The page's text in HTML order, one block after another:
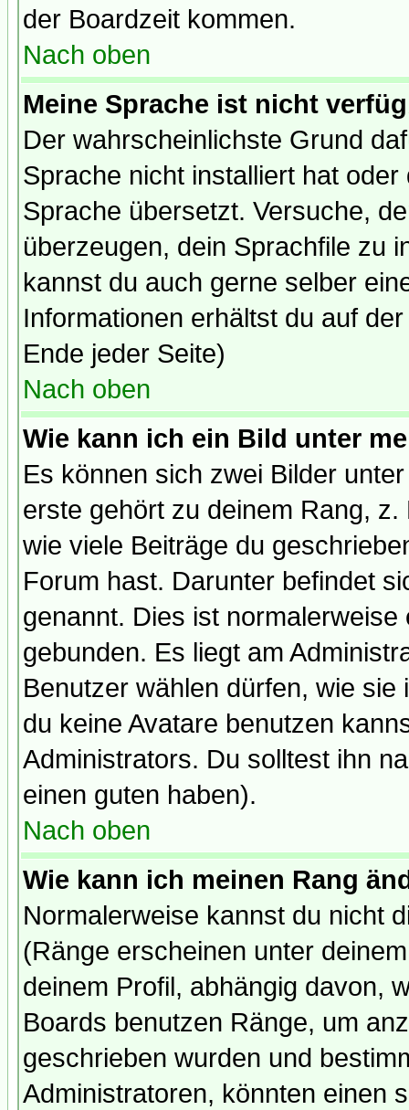
der Boardzeit kommen.
Nach oben
Meine Sprache ist nicht
Der wahrscheinlichste Grund
Sprache nicht installiert hat
Sprache übersetzt. Versuche,
überzeugen, dein Sprachfile zu
kannst du auch gerne selber
Informationen erhältst du auf
Ende jeder Seite)
Nach oben
Wie kann ich ein Bild unter
Es können sich zwei Bilder
erste gehört zu deinem Rang,
wie viele Beiträge du
Forum hast. Darunter befindet
genannt. Dies ist
gebunden. Es liegt am
Benutzer wählen dürfen, wie
du keine Avatare benutzen
Administrators. Du solltest ihn
einen guten haben).
Nach oben
Wie kann ich meinen Rang
Normalerweise kannst du nicht
(Ränge erscheinen unter
deinem Profil, abhängig davon,
Boards benutzen Ränge, um
geschrieben wurden und
Administratoren, könnten einen